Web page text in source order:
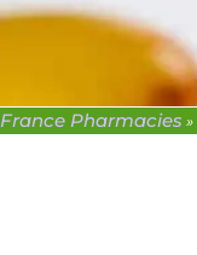
France Pharmacies »